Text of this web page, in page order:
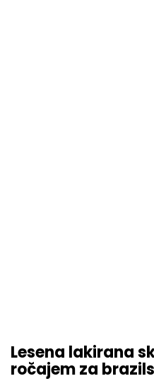
Lesena lakirana
ročajem za